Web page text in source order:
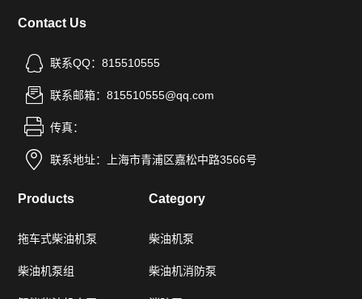
Contact Us
联系QQ：815510555
联系邮箱：815510555@qq.com
传真：
联系地址：上海市青浦区嘉松中路3566号
Products
拖车式柴油机泵
柴油机泵组
Category
柴油机泵
柴油机消防泵